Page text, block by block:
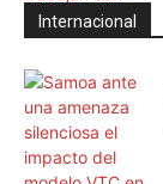
Internacional